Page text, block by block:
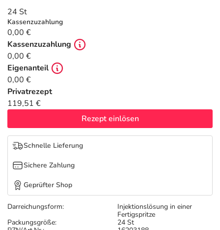
Tierapotheke
Vitamine & Mineralstoffe
Marken
Täglich gut versorgt
Salus Deals
Darreichungsform:
Injektionslösung in einer
Fertigspritze
Packungsgröße:
24 St
24 St
Kassenzuzahlung
0,00 €
Kassenzuzahlung
0,00 €
Eigenanteil
0,00 €
Privatrezept
119,51 €
Rezept einlösen
Schnelle Lieferung
Sichere Zahlung
Geprüfter Shop